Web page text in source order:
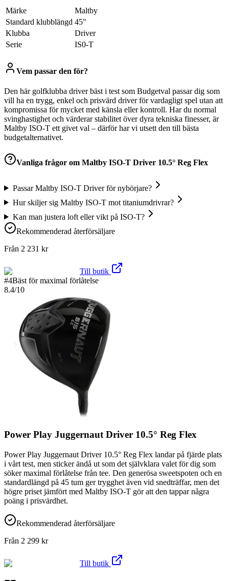
Märke
Maltby
Standard klubblängd 45"
Klubba
Driver
Serie
IS0-T
Vem passar den för?
Den här golfklubba driver bäst i test som Budgetval passar dig som
vill ha en trygg, enkel och prisvärd driver för vardagligt spel utan att
kompromissa för mycket med känsla eller kontroll. Har du normal
svinghastighet och värderar stabilitet över dyra tekniska finesser, är
Maltby ISO-T ett givet val – därför har vi utsett den till bästa
budgetalternativet.
Vanliga frågor om Maltby ISO-T Driver 10.5° Reg Flex
Passar Maltby ISO-T Driver för nybörjare?
Hur skiljer sig Maltby ISO-T mot titaniumdrivrar?
Kan man justera loft eller vikt på ISO-T?
Rekommenderad återförsäljare
Från 2 231 kr
Till butik
#4Bäst för maximal förlåtelse
8.4/10
Power Play Juggernaut Driver 10.5° Reg Flex
Power Play Juggernaut Driver 10.5° Reg Flex landar på fjärde plats
i vårt test, men sticker ändå ut som det självklara valet för dig som
söker maximal förlåtelse från tee. Den generösa sweetspoten och en
standardlängd på 45 tum ger trygghet även vid snedträffar, men det
högre priset jämfört med Maltby ISO-T gör att den tappar några
poäng i prisvärdhet.
Rekommenderad återförsäljare
Från 2 299 kr
Till butik